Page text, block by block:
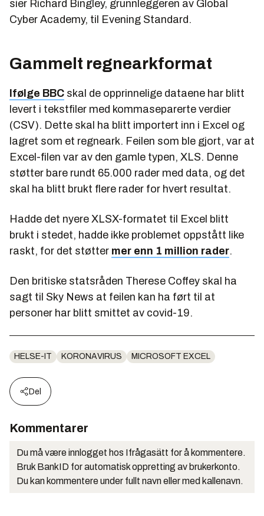
sier Richard Bingley, grunnleggeren av Global
Cyber Academy, til Evening Standard.
Gammelt regnearkformat
Ifølge BBC skal de opprinnelige dataene har blitt
levert i tekstfiler med kommaseparerte verdier
(CSV). Dette skal ha blitt importert inn i Excel og
lagret som et regneark. Feilen som ble gjort, var at
Excel-filen var av den gamle typen, XLS. Denne
støtter bare rundt 65.000 rader med data, og det
skal ha blitt brukt flere rader for hvert resultat.
Hadde det nyere XLSX-formatet til Excel blitt
brukt i stedet, hadde ikke problemet oppstått like
raskt, for det støtter mer enn 1 million rader.
Den britiske statsråden Therese Coffey skal ha
sagt til Sky News at feilen kan ha ført til at
personer har blitt smittet av covid-19.
HELSE-IT KORONAVIRUS MICROSOFT EXCEL
Del
Kommentarer
Du må være innlogget hos Ifrågasätt for å kommentere.
Bruk BankID for automatisk oppretting av brukerkonto.
Du kan kommentere under fullt navn eller med kallenavn.